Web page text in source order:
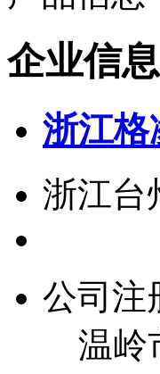
企业信息
浙江格
浙江台
公司注
温岭